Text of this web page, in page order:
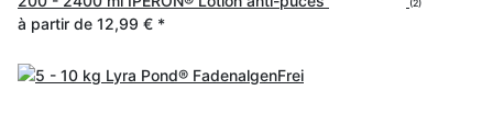
(2)
à partir de 12,99 € *